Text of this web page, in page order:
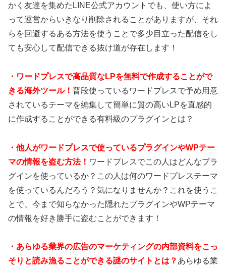
かく友達を集めたLINE公式アカウントでも、使い方によ
って運営からいきなり削除されることがありますが、それ
らを回避するある方法を使うことで多少目立った配信をし
ても安心して配信できる抜け道が存在します！
・ ワードプレスで高品質なLPを無料で作成することがで
きる海外ツール！ 普段使っているワードプレスで予め用意
されているテーマを編集して簡単に質の高いLPを直感的
に作成することができる有料級のプラグインとは？
・ 他人がワードプレスで使っているプラグインやWPテー
マの情報を盗む方法！ ワードプレスでこの人はどんなプラ
グインを使っているか？この人は何のワードプレステーマ
を使っているんだろう？気になりませんか？これを使うこ
とで、今まで知らなかった隠れたプラグインやWPテーマ
の情報を好き勝手に盗むことができます！
・あらゆる業界の広告のマーケティングの内部資料をこっ
そりと読み漁ることができる謎のサイトとは？ あらゆる業